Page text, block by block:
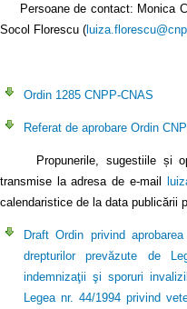
Persoane de contact: Monica
Socol Florescu (
Ordin 1285 CNPP-CNAS
Referat de aprobare Ordin
Propunerile, sugestiile și
transmise la adresa de e-mail
calendaristice de la data publicării
Draft Ordin privind
drepturilor prevăzute de
indemnizaţii şi sporuri
Legea nr. 44/1994 privind